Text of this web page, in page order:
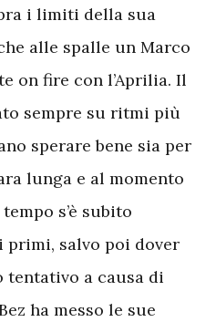
i limiti della sua
alle spalle un Marco
on fire con l’Aprilia. Il
sempre su ritmi più
sperare bene sia per
lunga e al momento
s’è subito
primi, salvo poi dover
tentativo a causa di
ha messo le sue